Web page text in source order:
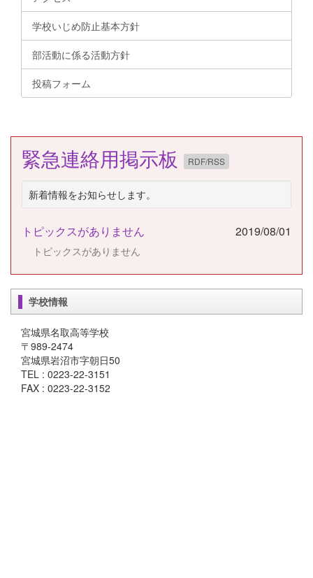
学校いじめ防止基本方針
部活動に係る活動方針
投稿フォーム
緊急連絡用掲示板 RDF/RSS
新着情報をお知らせします。
トピックスがありません 2019/08/01
トピックスがありません
学校情報
宮城県名取高等学校
〒989-2474
宮城県岩沼市字朝日50
TEL : 0223-22-3151
FAX : 0223-22-3152